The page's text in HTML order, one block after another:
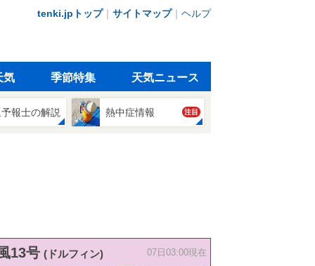
tenki.jpトップ｜ サイトマップ｜ ヘルプ
気 季節特集 天気ニュース
報士の解説 熱中症情報 注目
13号 (ドルフィン) 07日03:00現在